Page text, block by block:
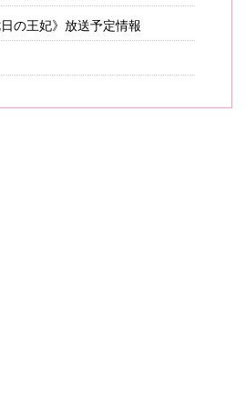
の王妃》放送予定情報